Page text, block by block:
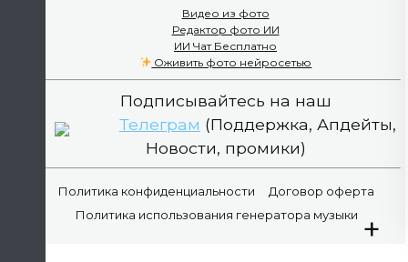
Видео из фото
Редактор фото ИИ
ИИ Чат Бесплатно
Оживить фото нейросетью
Подписывайтесь на наш
Телеграм (Поддержка, Апдейты,
Новости, промики)
Политика конфиденциальности
Договор оферта
Политика использования генератора музыки +